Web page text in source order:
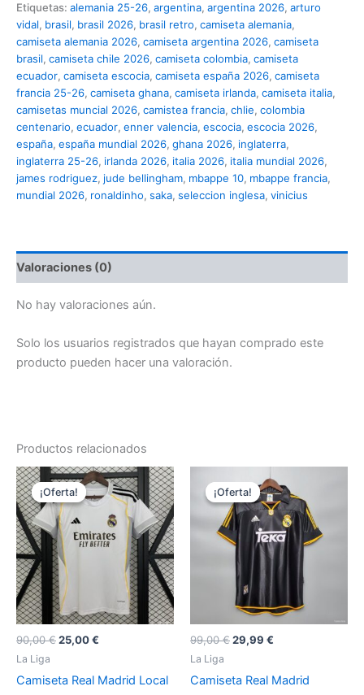
Etiquetas: alemania 25-26, argentina, argentina 2026, arturo
vidal, brasil, brasil 2026, brasil retro, camiseta alemania,
camiseta alemania 2026, camiseta argentina 2026, camiseta
brasil, camiseta chile 2026, camiseta colombia, camiseta
ecuador, camiseta escocia, camiseta españa 2026, camiseta
francia 25-26, camiseta ghana, camiseta irlanda, camiseta italia,
camisetas muncial 2026, camistea francia, chlie, colombia
centenario, ecuador, enner valencia, escocia, escocia 2026,
españa, españa mundial 2026, ghana 2026, inglaterra,
inglaterra 25-26, irlanda 2026, italia 2026, italia mundial 2026,
james rodriguez, jude bellingham, mbappe 10, mbappe francia,
mundial 2026, ronaldinho, saka, seleccion inglesa, vinicius
Valoraciones (0)
No hay valoraciones aún.
Solo los usuarios registrados que hayan comprado este
producto pueden hacer una valoración.
Productos relacionados
¡Oferta!
90,00€El
era:
25,00€
es:
¡Oferta!
La Liga
Camiseta Real Madrid Local
¡Oferta!
99,00€El
era:
29,99 €
es:
¡Oferta!
La Liga
Camiseta Real Madrid